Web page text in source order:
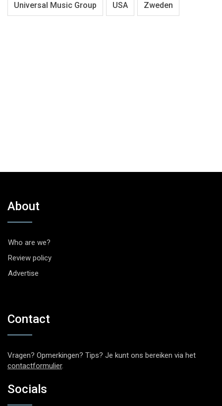
Universal Music Group USA Zweden
About
Who are we?
Review policy
Advertise
Contact
Vragen? Opmerkingen? Tips? Je kunt ons bereiken via het
contactformulier.
Socials